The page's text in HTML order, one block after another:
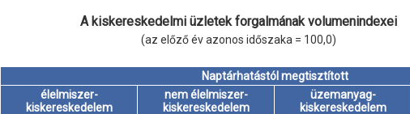
A kiskereskedelmi üzletek forgalmának volumenindexei
(az előző év azonos időszaka = 100,0)
Naptárhatástól megtisztított
élelmiszer-
kiskereskedelem
nem élelmiszer-
kiskereskedelem
üzemanyag-
kiskereskedelem